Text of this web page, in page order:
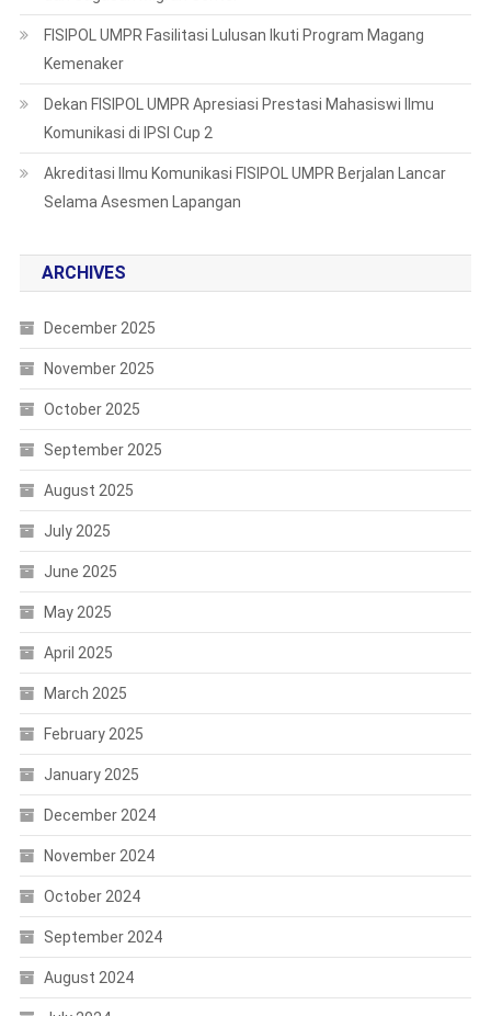
FISIPOL UMPR Fasilitasi Lulusan Ikuti Program Magang
Kemenaker
Dekan FISIPOL UMPR Apresiasi Prestasi Mahasiswi Ilmu
Komunikasi di IPSI Cup 2
Akreditasi Ilmu Komunikasi FISIPOL UMPR Berjalan Lancar
Selama Asesmen Lapangan
ARCHIVES
December 2025
November 2025
October 2025
September 2025
August 2025
July 2025
June 2025
May 2025
April 2025
March 2025
February 2025
January 2025
December 2024
November 2024
October 2024
September 2024
August 2024